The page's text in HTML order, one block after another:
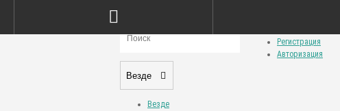
Регистрация
Авторизация
Сравнение товаров (0)
Везде
Везде